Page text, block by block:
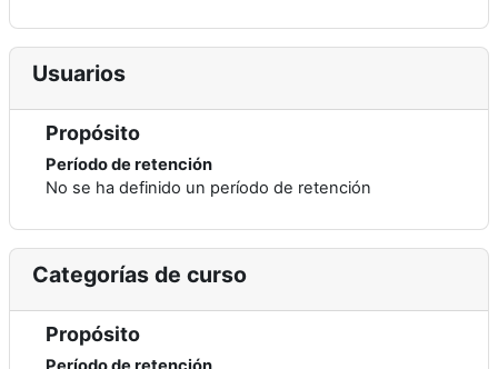
Usuarios
Propósito
Período de retención
No se ha definido un período de retención
Categorías de curso
Propósito